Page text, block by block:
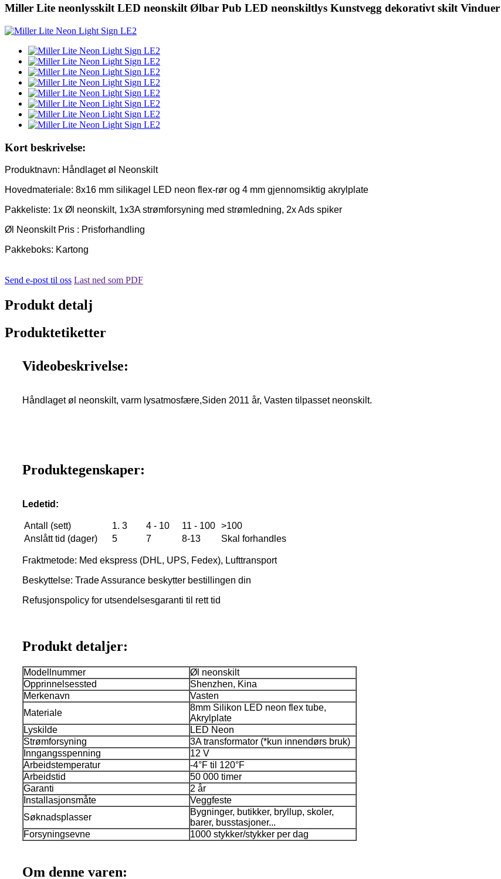
Miller Lite neonlysskilt LED neonskilt Ølbar Pub LED neonskiltlys Kunstvegg dekorativt skilt Vinduer
Kort beskrivelse:
Produktnavn: Håndlaget øl Neonskilt
Hovedmateriale: 8x16 mm silikagel LED neon flex-rør og 4 mm gjennomsiktig akrylplate
Pakkeliste: 1x Øl neonskilt, 1x3A strømforsyning med strømledning, 2x Ads spiker
Øl Neonskilt Pris : Prisforhandling
Pakkeboks: Kartong
Send e-post til oss Last ned som PDF
Produkt detalj
Produktetiketter
Videobeskrivelse:
Håndlaget øl neonskilt, varm lysatmosfære,Siden 2011 år, Vasten tilpasset neonskilt.
Produktegenskaper:
Ledetid:
Antall (sett) 1. 3 4 - 10 11 - 100 >100
Anslått tid (dager)
5 7 8-13 Skal forhandles
Fraktmetode: Med ekspress (DHL, UPS, Fedex), Lufttransport
Beskyttelse: Trade Assurance beskytter bestillingen din
Refusjonspolicy for utsendelsesgaranti til rett tid
Produkt detaljer:
Modellnummer
Øl neonskilt
Opprinnelsessted
Shenzhen, Kina
Merkenavn
Vasten
Materiale
8mm Silikon LED neon flex tube,
Akrylplate
Lyskilde
LED Neon
Strømforsyning
3A transformator (*kun innendørs bruk)
Inngangsspenning
12 V
Arbeidstemperatur
-4°F til 120°F
Arbeidstid
50 000 timer
Garanti
2 år
Installasjonsmåte
Veggfeste
Søknadsplasser
Bygninger, butikker, bryllup, skoler,
barer, busstasjoner...
Forsyningsevne
1000 stykker/stykker per dag
Om denne varen: